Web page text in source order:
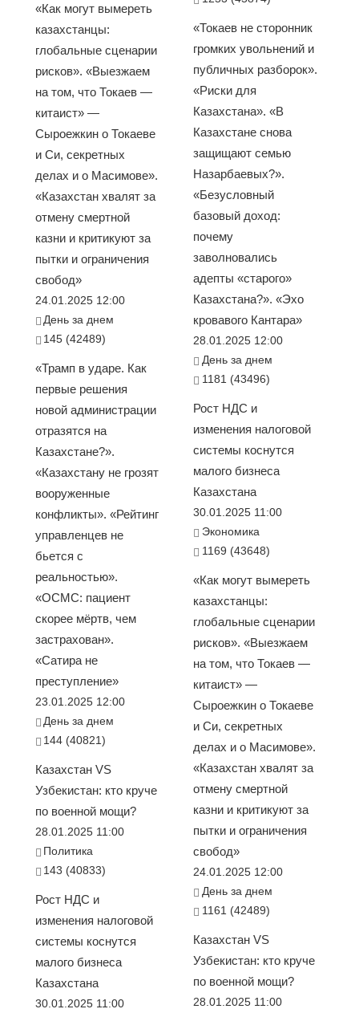
«Как могут вымереть
казахстанцы:
глобальные сценарии
рисков». «Выезжаем
на том, что Токаев —
китаист» —
Сыроежкин о Токаеве
и Си, секретных
делах и о Масимове».
«Казахстан хвалят за
отмену смертной
казни и критикуют за
пытки и ограничения
свобод»
24.01.2025 12:00
День за днем
145 (42489)
«Трамп в ударе. Как
первые решения
новой администрации
отразятся на
Казахстане?».
«Казахстану не грозят
вооруженные
конфликты». «Рейтинг
управленцев не
бьется с
реальностью».
«ОСМС: пациент
скорее мёртв, чем
застрахован».
«Сатира не
преступление»
23.01.2025 12:00
День за днем
144 (40821)
Казахстан VS
Узбекистан: кто круче
по военной мощи?
28.01.2025 11:00
Политика
143 (40833)
Рост НДС и
изменения налоговой
системы коснутся
малого бизнеса
Казахстана
30.01.2025 11:00
«Токаев не сторонник
громких увольнений и
публичных разборок».
«Риски для
Казахстана». «В
Казахстане снова
защищают семью
Назарбаевых?».
«Безусловный
базовый доход:
почему
заволновались
адепты «старого»
Казахстана?». «Эхо
кровавого Кантара»
28.01.2025 12:00
День за днем
1181 (43496)
Рост НДС и
изменения налоговой
системы коснутся
малого бизнеса
Казахстана
30.01.2025 11:00
Экономика
1169 (43648)
«Как могут вымереть
казахстанцы:
глобальные сценарии
рисков». «Выезжаем
на том, что Токаев —
китаист» —
Сыроежкин о Токаеве
и Си, секретных
делах и о Масимове».
«Казахстан хвалят за
отмену смертной
казни и критикуют за
пытки и ограничения
свобод»
24.01.2025 12:00
День за днем
1161 (42489)
Казахстан VS
Узбекистан: кто круче
по военной мощи?
28.01.2025 11:00